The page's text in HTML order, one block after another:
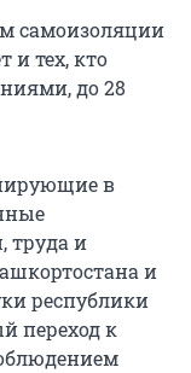
самоизоляции
и тех, кто
до 28
в
труда и
и
республики
переход к